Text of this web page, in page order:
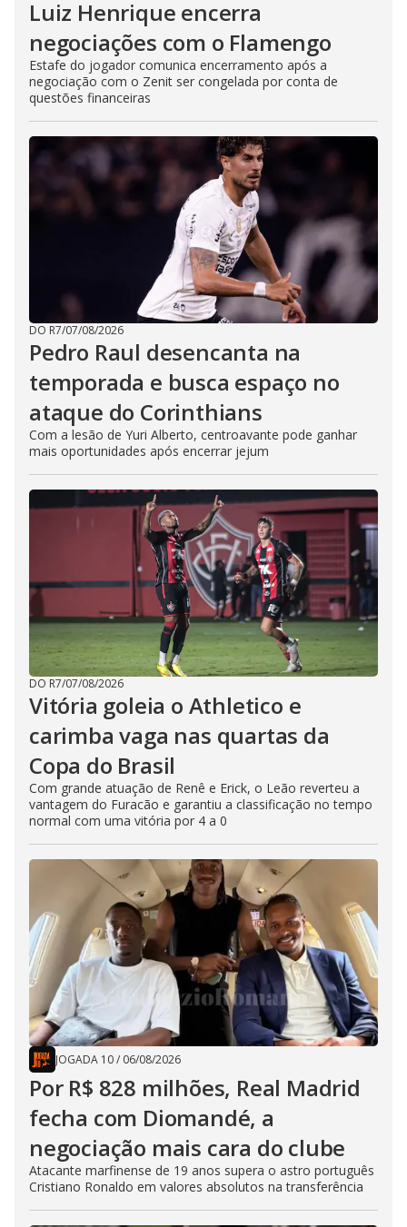
Luiz Henrique encerra
negociações com o Flamengo
Estafe do jogador comunica encerramento após a
negociação com o Zenit ser congelada por conta de
questões financeiras
DO R7/07/08/2026
Pedro Raul desencanta na
temporada e busca espaço no
ataque do Corinthians
Com a lesão de Yuri Alberto, centroavante pode ganhar
mais oportunidades após encerrar jejum
DO R7/07/08/2026
Vitória goleia o Athletico e
carimba vaga nas quartas da
Copa do Brasil
Com grande atuação de Renê e Erick, o Leão reverteu a
vantagem do Furacão e garantiu a classificação no tempo
normal com uma vitória por 4 a 0
JOGADA 10/ 06/08/2026
Por R$ 828 milhões, Real Madrid
fecha com Diomandé, a
negociação mais cara do clube
Atacante marfinense de 19 anos supera o astro português
Cristiano Ronaldo em valores absolutos na transferência